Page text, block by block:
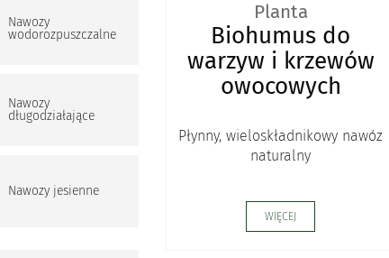
Nawozy
wodorozpuszczalne
Nawozy
długodziałające
Nawozy jesienne
Planta
Biohumus do
warzyw i krzewów
owocowych
Płynny, wieloskładnikowy nawóz
naturalny
WIĘCEJ